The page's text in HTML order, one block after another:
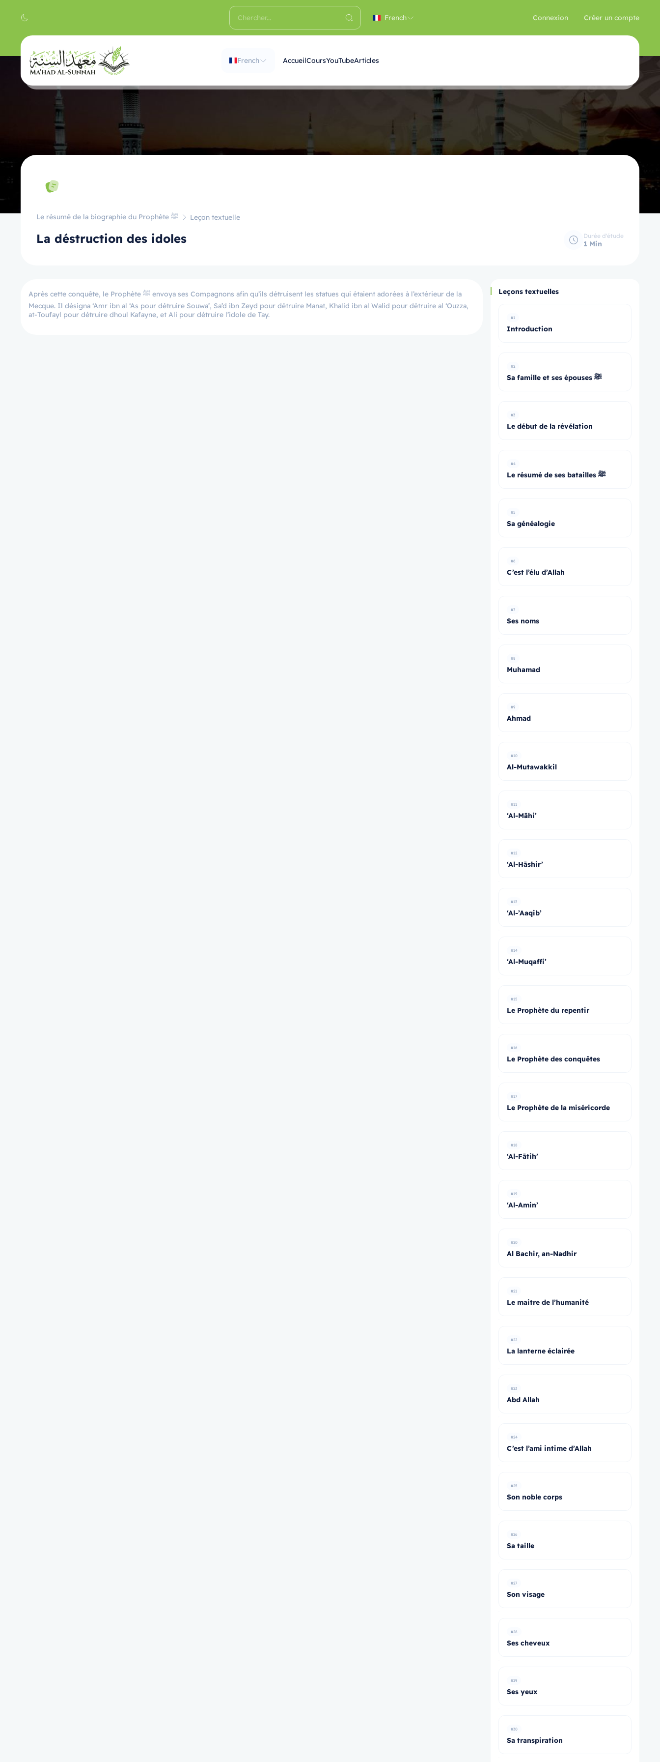
French Connexion Créer un compte
French AccueilCoursYouTubeArticles
Le résumé de la biographie du Prophète ﷺ Leçon textuelle
La déstruction des idoles Durée d'étude
1 Min
Après cette conquête, le Prophète ﷺ envoya ses Compagnons afin qu’ils détruisent les statues qui étaient adorées à l’extérieur de la
Mecque. Il désigna ‘Amr ibn al ‘As pour détruire Souwa’, Sa’d ibn Zeyd pour détruire Manat, Khalid ibn al Walid pour détruire al ‘Ouzza,
at-Toufayl pour détruire dhoul Kafayne, et Ali pour détruire l’idole de Tay.
Leçons textuelles
#1
Introduction
#2
Sa famille et ses épouses ﷺ
#3
Le début de la révélation
#4
Le résumé de ses batailles ﷺ
#5
Sa généalogie
#6
C’est l’élu d’Allah
#7
Ses noms
#8
Muhamad
#9
Ahmad
#10
Al-Mutawakkil
#11
‘Al-Māhi’
#12
‘Al-Hāshir’
#13
‘Al-’Aaqib’
#14
‘Al-Muqaffi’
#15
Le Prophète du repentir
#16
Le Prophète des conquêtes
#17
Le Prophète de la miséricorde
#18
‘Al-Fātih’
#19
‘Al-Amin’
#20
Al Bachir, an-Nadhir
#21
Le maitre de l’humanité
#22
La lanterne éclairée
#23
Abd Allah
#24
C’est l’ami intime d’Allah
#25
Son noble corps
#26
Sa taille
#27
Son visage
#28
Ses cheveux
#29
Ses yeux
#30
Sa transpiration